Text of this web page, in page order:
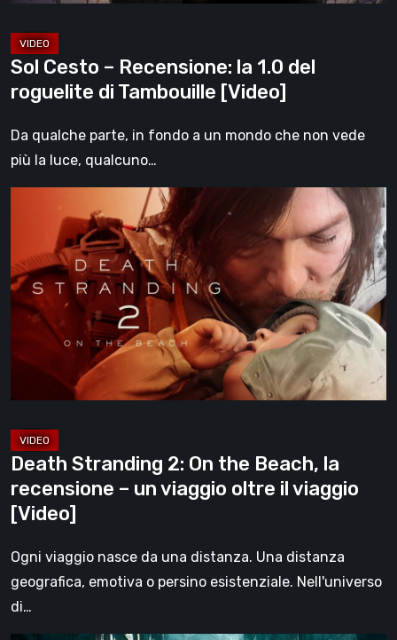
[Video]
Sol Cesto – Recensione: la 1.0 del
roguelite di Tambouille [Video]
Da qualche parte, in fondo a un mondo che non vede
più la luce, qualcuno…
Stranding
On
the
Beach,
recensione
–
viaggio
oltre
il
viaggio
Death Stranding 2: On the Beach, la
recensione – un viaggio oltre il viaggio
[Video]
Ogni viaggio nasce da una distanza. Una distanza
geografica, emotiva o persino esistenziale. Nell'universo
di…